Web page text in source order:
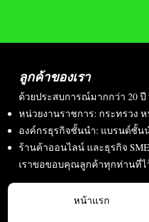
ลูกค้าของเรา
ด้วยประสบการณ์มากกว่า 20
หน่วยงานราชการ: กระทรวง
องค์กรธุรกิจชั้นนำ: แบรนด์ชั้น
ร้านค้าออนไลน์ และธุรกิจ
เราขอขอบคุณลูกค้าทุกท่านที่ไ
หน้าแรก